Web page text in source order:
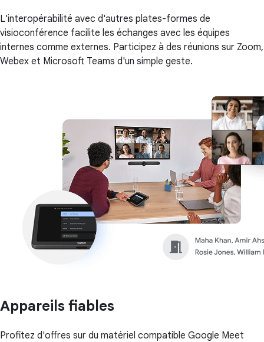
L'interopérabilité avec d'autres plates-formes de
visioconférence facilite les échanges avec les équipes
internes comme externes. Participez à des réunions sur Zoom,
Webex et Microsoft Teams d'un simple geste.
Appareils fiables
Profitez d'offres sur du matériel compatible Google Meet